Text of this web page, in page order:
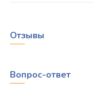
Отзывы
Вопрос-ответ